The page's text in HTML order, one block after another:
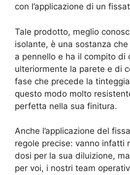
con l’applicazione di un
Tale prodotto, meglio
isolante, è una sostanza
a pennello e ha il compito di
ulteriormente la parete e di
fase che precede la
questo modo molto
perfetta nella sua finitura.
Anche l’applicazione del
regole precise: vanno infatti
dosi per la sua diluizione,
per voi, i nostri team